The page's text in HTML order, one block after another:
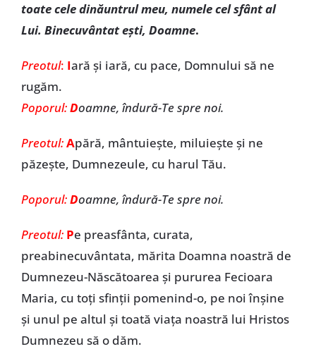
toate cele dinăuntrul meu, numele cel sfânt al
Lui. Binecuvântat eşti, Doamne.
Preotul: Iară şi iară, cu pace, Domnului să ne
rugăm.
Poporul:Doamne, îndură-Te spre noi.
Preotul:Apără, mântuieşte, miluieşte şi ne
păzeşte, Dumnezeule, cu harul Tău.
Poporul:Doamne, îndură-Te spre noi.
Preotul: Pe preasfânta, curata,
preabinecuvântata, mărita Doamna noastră de
Dumnezeu-Născătoarea şi pururea Fecioara
Maria, cu toţi sfinţii pomenind-o, pe noi înşine
şi unul pe altul şi toată viaţa noastră lui Hristos
Dumnezeu să o dăm.